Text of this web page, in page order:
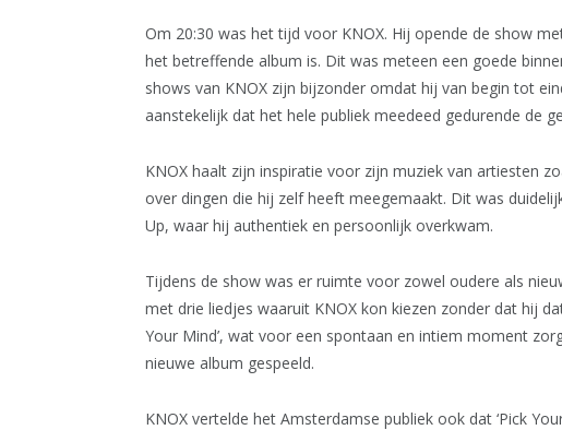
Om 20:30 was het tijd voor KNOX. Hij opende de show
het betreffende album is. Dit was meteen een goede
shows van KNOX zijn bijzonder omdat hij van begin tot
aanstekelijk dat het hele publiek meedeed gedurende de
KNOX haalt zijn inspiratie voor zijn muziek van artiesten
over dingen die hij zelf heeft meegemaakt. Dit was
Up, waar hij authentiek en persoonlijk overkwam.
Tijdens de show was er ruimte voor zowel oudere als
met drie liedjes waaruit KNOX kon kiezen zonder dat hij
Your Mind’, wat voor een spontaan en intiem moment
nieuwe album gespeeld.
KNOX vertelde het Amsterdamse publiek ook dat ‘Pick